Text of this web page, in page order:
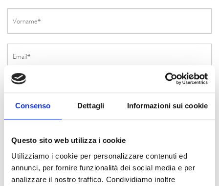
Consenso Dettagli Informazioni sui cookie
Questo sito web utilizza i cookie
Utilizziamo i cookie per personalizzare contenuti ed
annunci, per fornire funzionalità dei social media e per
analizzare il nostro traffico. Condividiamo inoltre